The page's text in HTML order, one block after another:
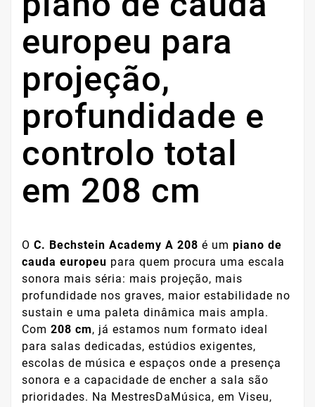
europeu para
projeção,
profundidade e
controlo total
em 208 cm
O C. Bechstein Academy A 208 é um piano de
cauda europeu para quem procura uma escala
sonora mais séria: mais projeção, mais
profundidade nos graves, maior estabilidade no
sustain e uma paleta dinâmica mais ampla.
Com 208 cm, já estamos num formato ideal
para salas dedicadas, estúdios exigentes,
escolas de música e espaços onde a presença
sonora e a capacidade de encher a sala são
prioridades. Na MestresDaMúsica, em Viseu,